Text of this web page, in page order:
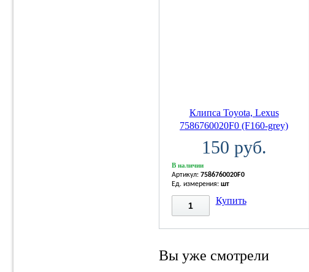
Клипса Toyota, Lexus
7586760020F0 (F160-grey)
150 руб.
В наличии
Артикул: 7586760020F0
Ед. измерения: шт
Купить
Вы уже смотрели